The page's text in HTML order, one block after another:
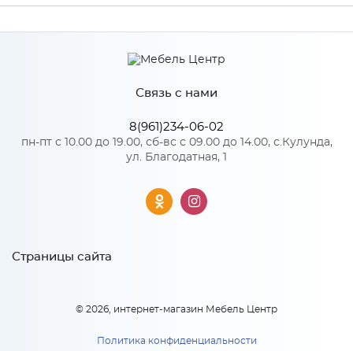
Производитель МиФ
Орех
Количество упаковок: 1
Связь с нами
8(961)234-06-02
пн-пт с 10.00 до 19.00, сб-вс с 09.00 до 14.00, с.Кулунда,
ул. Благодатная, 1
Страницы сайта
© 2026, интернет-магазин Мебель Центр
Политика конфиденциальности